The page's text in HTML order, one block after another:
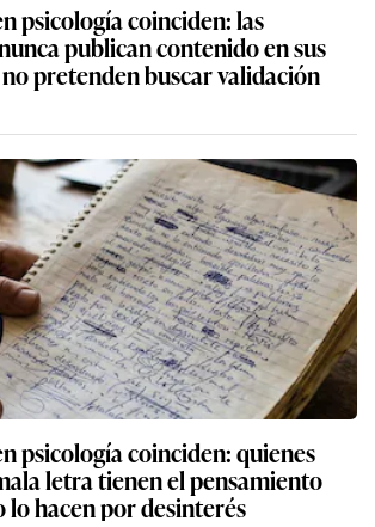
psicología coinciden: las
publican contenido en sus
pretenden buscar validación
psicología coinciden: quienes
letra tienen el pensamiento
lo hacen por desinterés